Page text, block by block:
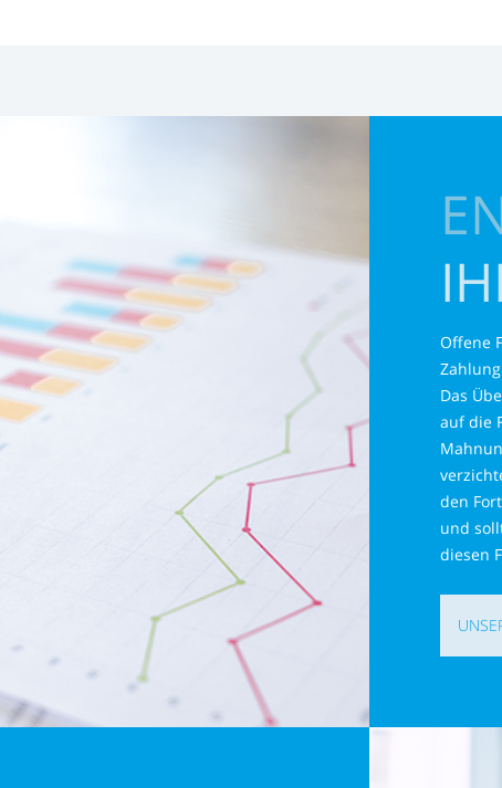
Offene
Das
auf die
den
und
diesen